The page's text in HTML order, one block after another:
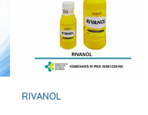
RIVANOL